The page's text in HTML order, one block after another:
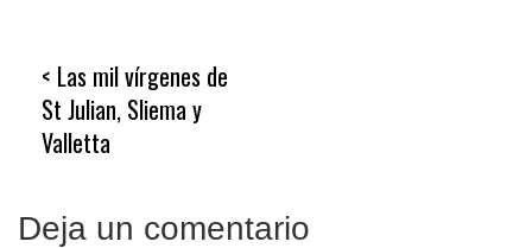
Navegación
de
entradas
Las mil vírgenes de
St Julian, Sliema y
Valletta
Deja un comentario